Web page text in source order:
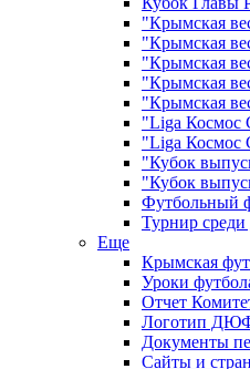
"Крымская
"Крымская
"Крымская
"Крымская
"Крымская
"Liga Космос
"Liga Космос
"Кубок
"Кубок
Футбольный
Турнир среди
Еще
Крымская
Уроки
Отчет
Логотип
Документы
Сайты и